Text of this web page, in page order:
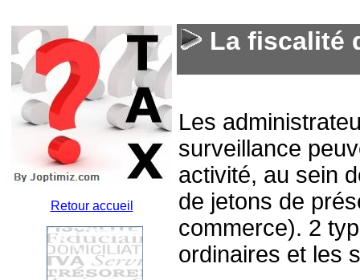
Retour accueil
La fiscalité
Les
surveillance
activité, au sein
de jetons de
commerce). 2
ordinaires et les